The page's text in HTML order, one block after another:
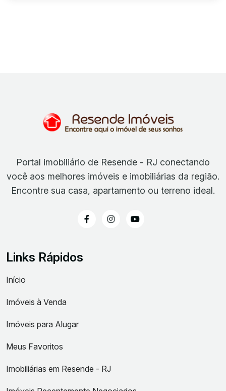
Portal imobiliário de Resende - RJ conectando
você aos melhores imóveis e imobiliárias da região.
Encontre sua casa, apartamento ou terreno ideal.
Links Rápidos
Início
Imóveis à Venda
Imóveis para Alugar
Meus Favoritos
Imobiliárias em Resende - RJ